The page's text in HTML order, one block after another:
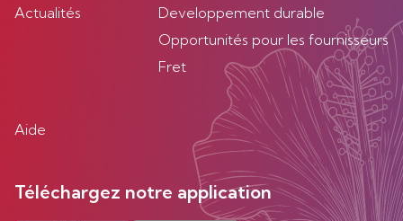
Actualités
Developpement durable
Opportunités pour les fournisseurs
Fret
Aide
Téléchargez notre application